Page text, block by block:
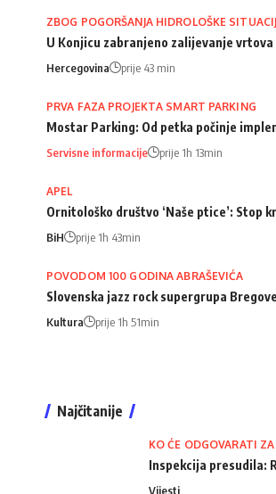
ZBOG POGORŠANJA HIDROLOŠKE
U Konjicu zabranjeno zalijevanje
Hercegovina prije 43 min
PRVA FAZA PROJEKTA SMART PARKING
Mostar Parking: Od petka počinje
Servisne informacije prije 1h 13min
APEL
Ornitološko društvo ‘Naše ptice’: Stop
BiH prije 1h 43min
POVODOM 100 GODINA ABRAŠEVIĆA
Slovenska jazz rock supergrupa
Kultura prije 1h 51min
Najčitanije
KO ĆE ODGOVARATI
Inspekcija presudila:
Vijesti